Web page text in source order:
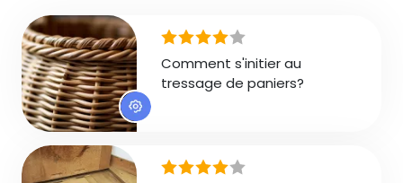
Comment s'initier au
tressage de paniers?